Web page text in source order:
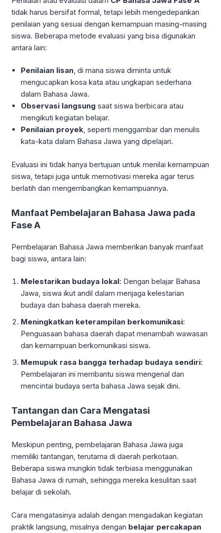
tidak harus bersifat formal, tetapi lebih mengedepankan
penilaian yang sesuai dengan kemampuan masing-masing
siswa. Beberapa metode evaluasi yang bisa digunakan
antara lain:
Penilaian lisan, di mana siswa diminta untuk
mengucapkan kosa kata atau ungkapan sederhana
dalam Bahasa Jawa.
Observasi langsung saat siswa berbicara atau
mengikuti kegiatan belajar.
Penilaian proyek, seperti menggambar dan menulis
kata-kata dalam Bahasa Jawa yang dipelajari.
Evaluasi ini tidak hanya bertujuan untuk menilai kemampuan
siswa, tetapi juga untuk memotivasi mereka agar terus
berlatih dan mengembangkan kemampuannya.
Manfaat Pembelajaran Bahasa Jawa pada
Fase A
Pembelajaran Bahasa Jawa memberikan banyak manfaat
bagi siswa, antara lain:
Melestarikan budaya lokal: Dengan belajar Bahasa
Jawa, siswa ikut andil dalam menjaga kelestarian
budaya dan bahasa daerah mereka.
Meningkatkan keterampilan berkomunikasi:
Penguasaan bahasa daerah dapat menambah wawasan
dan kemampuan berkomunikasi siswa.
Memupuk rasa bangga terhadap budaya sendiri:
Pembelajaran ini membantu siswa mengenal dan
mencintai budaya serta bahasa Jawa sejak dini.
Tantangan dan Cara Mengatasi
Pembelajaran Bahasa Jawa
Meskipun penting, pembelajaran Bahasa Jawa juga
memiliki tantangan, terutama di daerah perkotaan.
Beberapa siswa mungkin tidak terbiasa menggunakan
Bahasa Jawa di rumah, sehingga mereka kesulitan saat
belajar di sekolah.
Cara mengatasinya adalah dengan mengadakan kegiatan
praktik langsung, misalnya dengan belajar percakapan